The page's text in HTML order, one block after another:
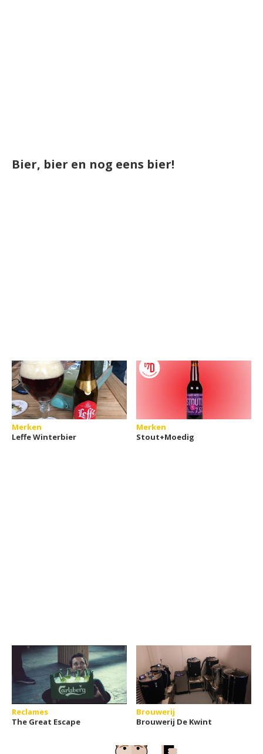
Bier, bier en nog eens bier!
Merken
Leffe Winterbier
Merken
Stout+Moedig
Reclames
The Great Escape
Brouwerij
Brouwerij De Kwint